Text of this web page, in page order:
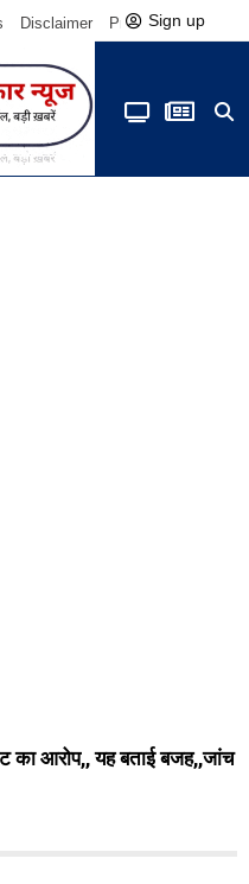
Disclaimer Privacy Policy
Sign up
का आरोप,, यह बताई बजह,,जांच